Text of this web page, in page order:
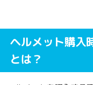
ヘルメット購入
とは？